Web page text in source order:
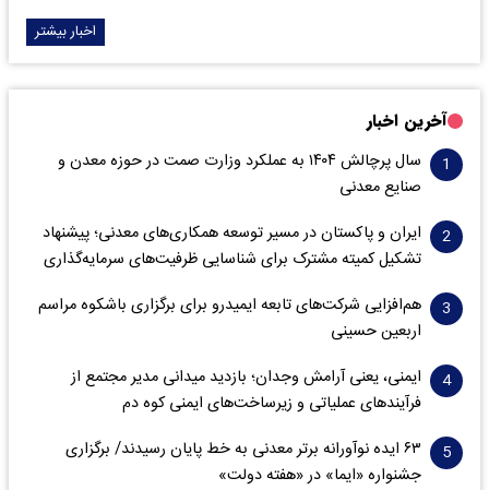
اخبار بیشتر
آخرین اخبار
سال پرچالش ۱۴۰۴ به عملکرد وزارت صمت در حوزه معدن و
صنایع معدنی
ایران و پاکستان در مسیر توسعه همکاری‌های معدنی؛ پیشنهاد
تشکیل کمیته مشترک برای شناسایی ظرفیت‌های سرمایه‌گذاری
هم‌افزایی شرکت‌های تابعه ایمیدرو برای برگزاری باشکوه مراسم
اربعین حسینی
ایمنی، یعنی آرامش وجدان؛ بازدید میدانی مدیر مجتمع از
فرآیندهای عملیاتی و زیرساخت‌های ایمنی کوه دم
۶۳ ایده نوآورانه برتر معدنی به خط پایان رسیدند/ برگزاری
جشنواره «ایما» در «هفته دولت»